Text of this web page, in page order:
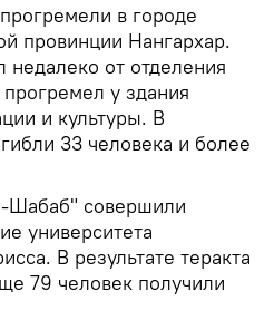
в городе
провинции Нангархар.
от отделения
у здания
и культуры. В
33 человека и более
Шабаб" совершили
университета
В результате теракта
79 человек получили